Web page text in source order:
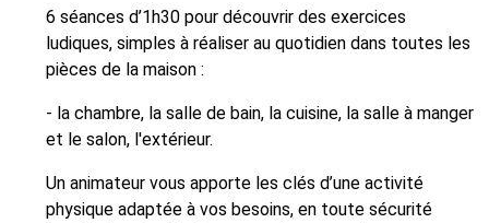
6 séances d’1h30 pour découvrir des exercices
ludiques, simples à réaliser au quotidien dans toutes les
pièces de la maison :
- la chambre, la salle de bain, la cuisine, la salle à manger
et le salon, l'extérieur.
Un animateur vous apporte les clés d’une activité
physique adaptée à vos besoins, en toute sécurité